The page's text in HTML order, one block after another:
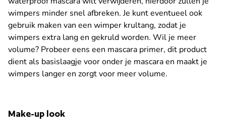
wimpers minder snel afbreken. Je kunt eventueel ook
gebruik maken van een wimper krultang, zodat je
wimpers extra lang en gekruld worden. Wil je meer
volume? Probeer eens een mascara primer, dit product
dient als basislaagje voor onder je mascara en maakt je
wimpers langer en zorgt voor meer volume.
Make-up look